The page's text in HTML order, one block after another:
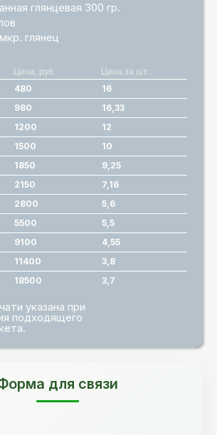
глянцевая 300 гр.
глянец
Цена, руб. Цена за шт.
480
16
980
16,33
1200
12
1500
10
1850
9,25
2150
7,16
2800
5,6
5500
5,5
9100
4,55
11400
3,8
18500 3,7
указана при
подходящего
для связи